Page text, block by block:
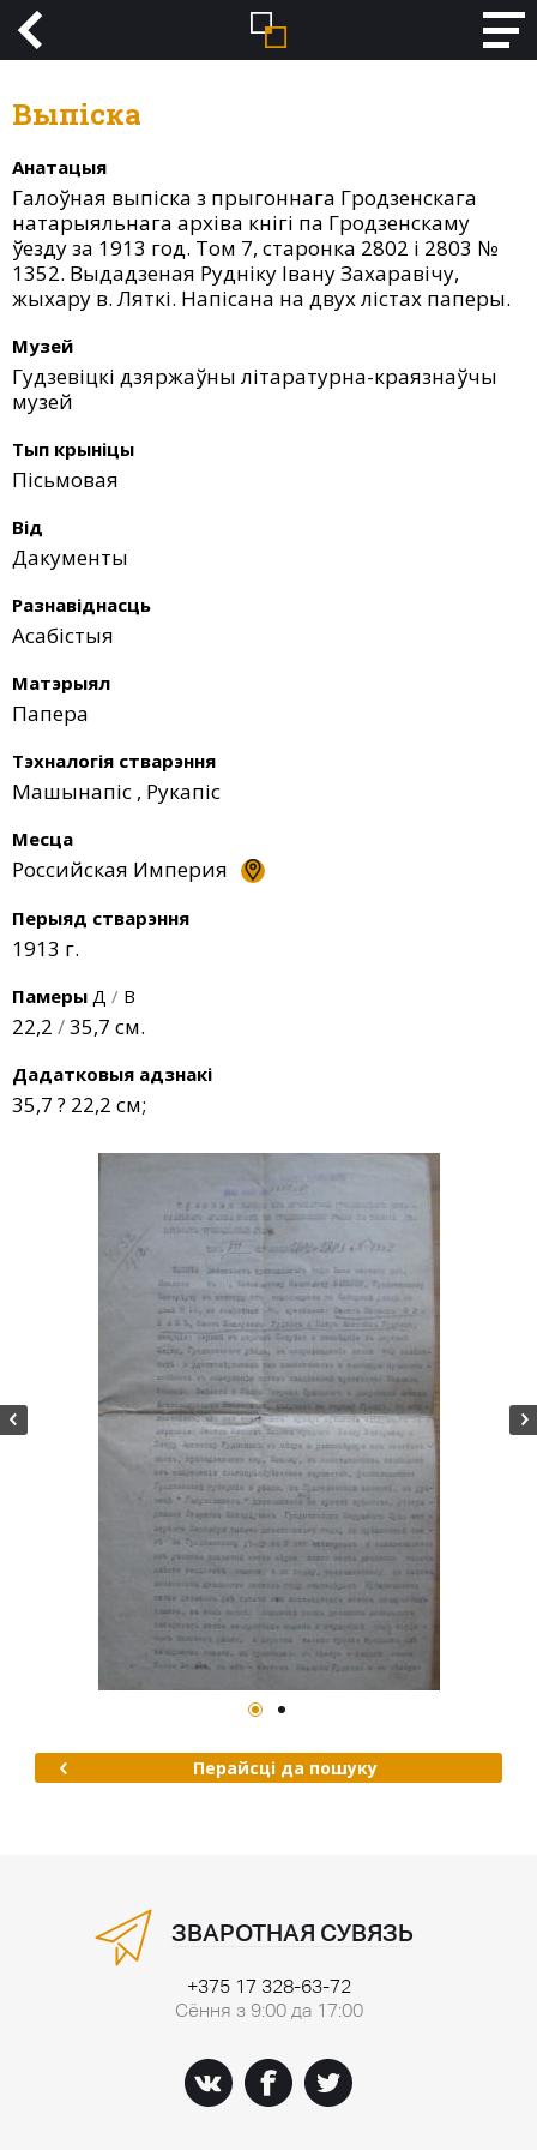
Выпіска
Анатацыя
Галоўная выпіска з прыгоннага Гродзенскага
натарыяльнага архіва кнігі па Гродзенскаму
ўезду за 1913 год. Том 7, старонка 2802 і 2803 №
1352. Выдадзеная Рудніку Івану Захаравічу,
жыхару в. Ляткі. Напісана на двух лістах паперы.
Музей
Гудзевіцкі дзяржаўны літаратурна-краязнаўчы
музей
Тып крыніцы
Пісьмовая
Від
Дакументы
Разнавіднасць
Асабістыя
Матэрыял
Папера
Тэхналогія стварэння
Машынапіс , Рукапіс
Месца
Российская Империя
Перыяд стварэння
1913 г.
Памеры Д / В
22,2 /35,7 см.
Дадатковыя адзнакі
35,7 ? 22,2 см;
Перайсці да пошуку
ЗВАРОТНАЯ СУВЯЗЬ
+375 17 328-63-72
Сёння з 9:00 да 17:00